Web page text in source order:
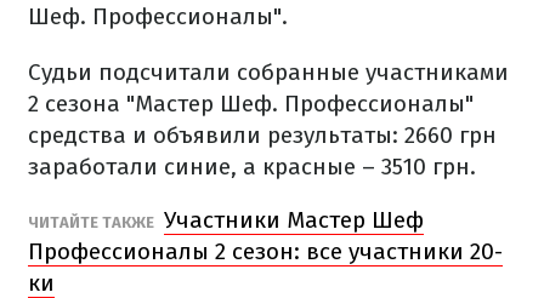
Шеф. Профессионалы".
Судьи подсчитали собранные участниками
2 сезона "Мастер Шеф. Профессионалы"
средства и объявили результаты: 2660 грн
заработали синие, а красные – 3510 грн.
ЧИТАЙТЕ ТАКЖЕ Участники Мастер Шеф
Профессионалы 2 сезон: все участники 20-
ки